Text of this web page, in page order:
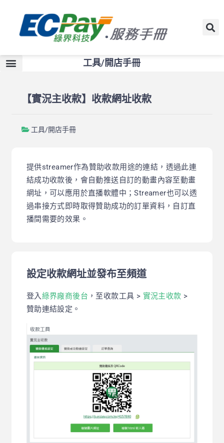
工具/開店手冊
【實況主收款】收款網址收款
工具/開店手冊
提供streamer作為贊助收款用途的連結，透過此連
結成功收款後，會自動推送自訂的動畫內容至動畫
網址，可以應用於直播軟體中；Streamer也可以透
過串接方式即時取得贊助成功的訂單資料，自訂直
播間需要的效果。
設定收款網址並發布至頻道
登入綠界廠商後台 ，至收款工具 > 實況主收款 >
贊助連結設定。